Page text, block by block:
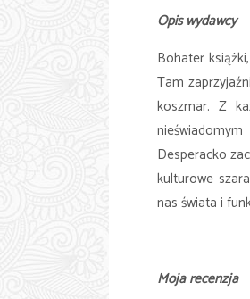
Opis wydawcy
Bohater
Tam
koszmar. Z
Desperacko
kulturowe
nas świata i
Moja recenzja